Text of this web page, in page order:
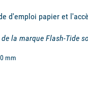
d'emploi papier et
la marque Flash-Tide
mm